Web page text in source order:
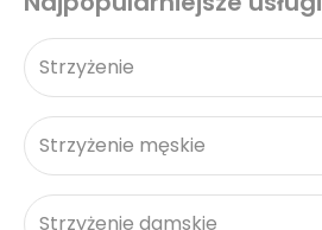
Strzyżenie
Strzyżenie męskie
Strzyżenie damskie